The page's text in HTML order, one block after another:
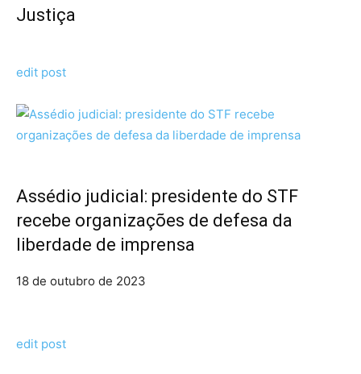
Justiça
edit post
Assédio judicial: presidente do STF
recebe organizações de defesa da
liberdade de imprensa
18 de outubro de 2023
edit post